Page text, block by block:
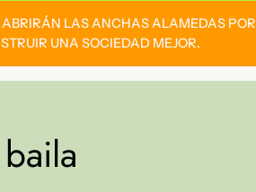
LAS ANCHAS ALAMEDAS POR
UNA SOCIEDAD MEJOR.